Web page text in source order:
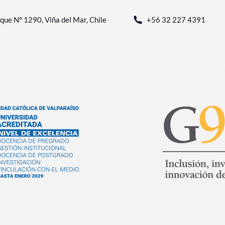
N° 1290, Viña del Mar, Chile +56 32 227 4391